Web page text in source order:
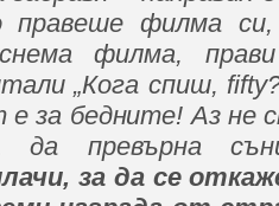
правеше филма
филма,
„Кога спиш,
е за бедните! Аз не
да превърна
за да се